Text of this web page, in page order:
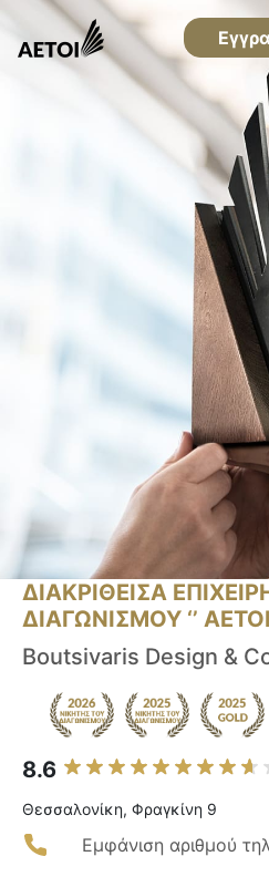
ΔΙΑΚΡΙΘΕΙΣΑ
ΔΙΑΓΩΝΙΣΜΟΥ ‘’ ΑΕΤΟΙ
Boutsivaris Design &
8.6
Θεσσαλονίκη, Φραγκίνη 9
Εμφάνιση αριθμού